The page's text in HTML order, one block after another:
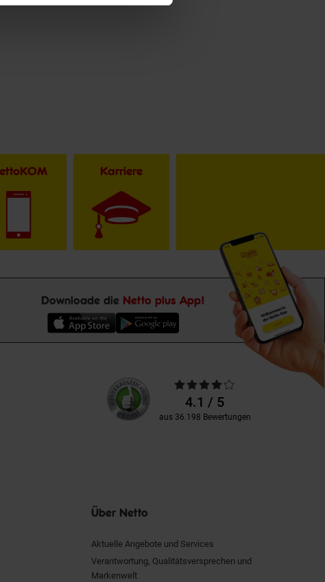
Karriere
Downloade die Netto plus App!
Unsere
Kundenbewertungen
Durchschnittliche
Bewertungen4.1 / 5
aus 36.198 Bewertungen
Über Netto
Aktuelle Angebote und Services
Verantwortung, Qualitätsversprechen und
Markenwelt